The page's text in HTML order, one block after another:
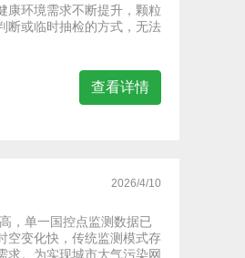
康环境需求不断提升，颗粒
断或临时抽检的方式，无法
查看详情
2026/4/10
，单一国控点监测数据已
空变化快，传统监测模式存
求。为实现城市大气污染网